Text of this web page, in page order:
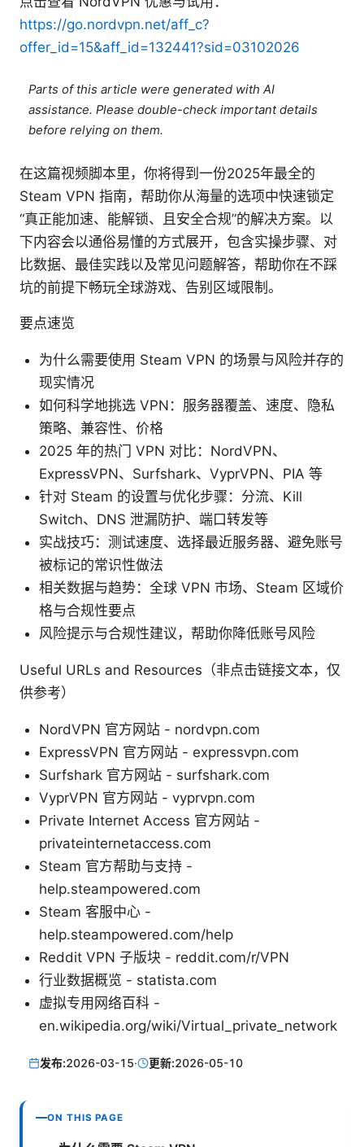
https://go.nordvpn.net/aff_c?
offer_id=15&aff_id=132441?sid=03102026
Parts of this article were generated with AI
assistance. Please double-check important details
before relying on them.
在这篇视频脚本里，你将得到一份2025年最全的
Steam VPN 指南，帮助你从海量的选项中快速锁定
“真正能加速、能解锁、且安全合规”的解决方案。以
下内容会以通俗易懂的方式展开，包含实操步骤、对
比数据、最佳实践以及常见问题解答，帮助你在不踩
坑的前提下畅玩全球游戏、告别区域限制。
要点速览
为什么需要使用 Steam VPN 的场景与风险并存的
现实情况
如何科学地挑选 VPN：服务器覆盖、速度、隐私
策略、兼容性、价格
2025 年的热门 VPN 对比：NordVPN、
ExpressVPN、Surfshark、VyprVPN、PIA 等
针对 Steam 的设置与优化步骤：分流、Kill
Switch、DNS 泄漏防护、端口转发等
实战技巧：测试速度、选择最近服务器、避免账号
被标记的常识性做法
相关数据与趋势：全球 VPN 市场、Steam 区域价
格与合规性要点
风险提示与合规性建议，帮助你降低账号风险
Useful URLs and Resources（非点击链接文本，仅
供参考）
NordVPN 官方网站 - nordvpn.com
ExpressVPN 官方网站 - expressvpn.com
Surfshark 官方网站 - surfshark.com
VyprVPN 官方网站 - vyprvpn.com
Private Internet Access 官方网站 -
privateinternetaccess.com
Steam 官方帮助与支持 -
help.steampowered.com
Steam 客服中心 -
help.steampowered.com/help
Reddit VPN 子版块 - reddit.com/r/VPN
行业数据概览 - statista.com
虚拟专用网络百科 -
en.wikipedia.org/wiki/Virtual_private_network
发布:2026-03-15· 更新:2026-05-10
ON THIS PAGE